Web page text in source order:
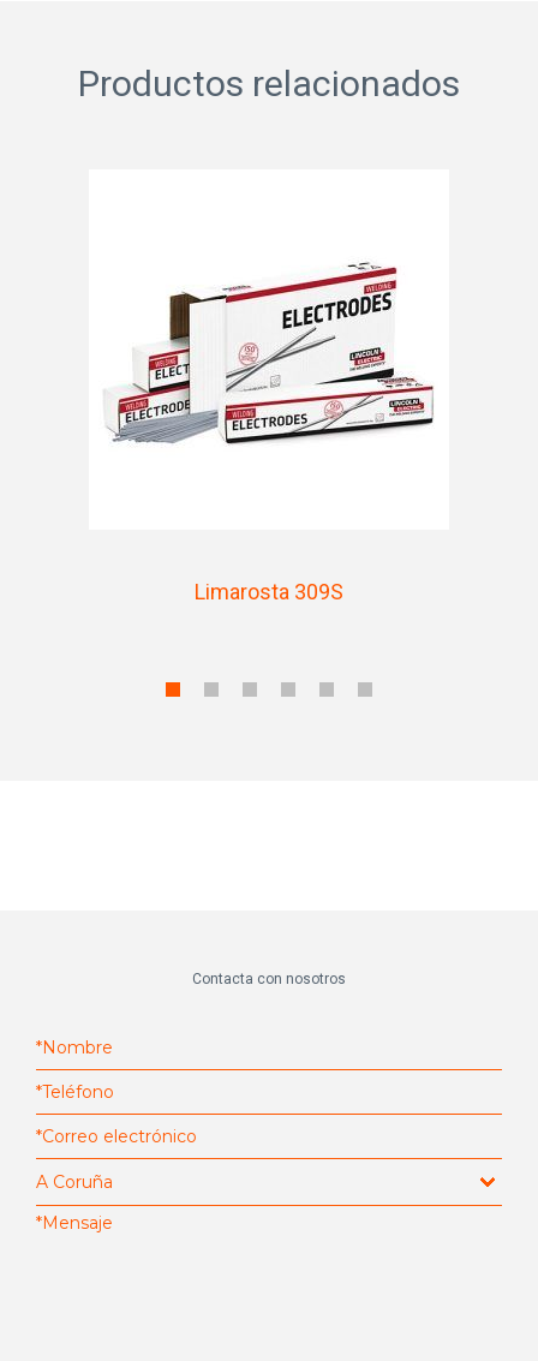
Productos relacionados
Limarosta 309S
Contacta con nosotros